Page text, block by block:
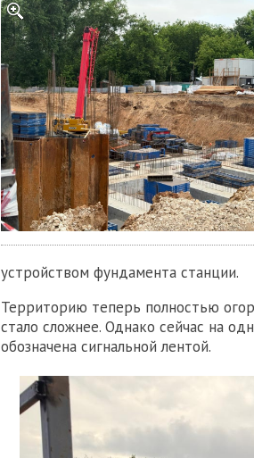
устройством фундамента станции.
Территорию теперь полностью
стало сложнее. Однако сейчас на
обозначена сигнальной лентой.